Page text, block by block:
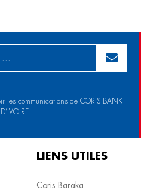
les communications de CORIS BANK
LIENS UTILES
Coris Baraka